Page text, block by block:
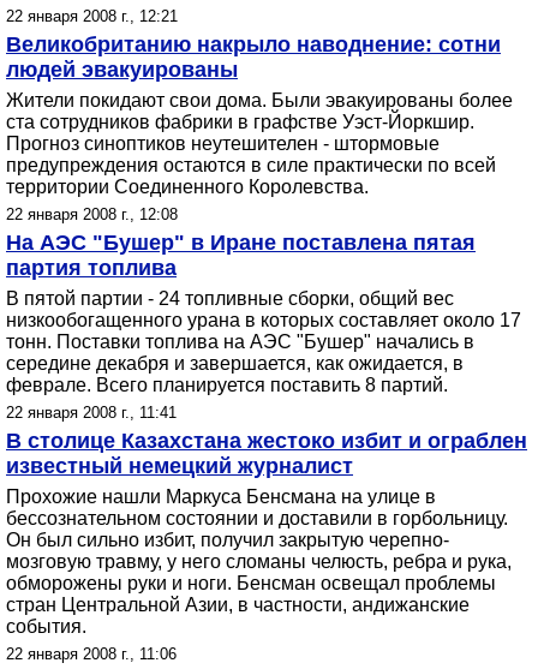
22 января 2008 г., 12:21
Великобританию накрыло наводнение: сотни
людей эвакуированы
Жители покидают свои дома. Были эвакуированы более
ста сотрудников фабрики в графстве Уэст-Йоркшир.
Прогноз синоптиков неутешителен - штормовые
предупреждения остаются в силе практически по всей
территории Соединенного Королевства.
22 января 2008 г., 12:08
На АЭС "Бушер" в Иране поставлена пятая
партия топлива
В пятой партии - 24 топливные сборки, общий вес
низкообогащенного урана в которых составляет около 17
тонн. Поставки топлива на АЭС "Бушер" начались в
середине декабря и завершается, как ожидается, в
феврале. Всего планируется поставить 8 партий.
22 января 2008 г., 11:41
В столице Казахстана жестоко избит и ограблен
известный немецкий журналист
Прохожие нашли Маркуса Бенсмана на улице в
бессознательном состоянии и доставили в горбольницу.
Он был сильно избит, получил закрытую черепно-
мозговую травму, у него сломаны челюсть, ребра и рука,
обморожены руки и ноги. Бенсман освещал проблемы
стран Центральной Азии, в частности, андижанские
события.
22 января 2008 г., 11:06